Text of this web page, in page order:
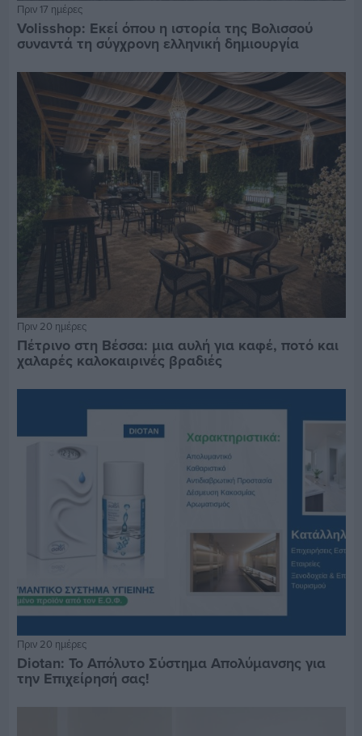
Πριν 17 ημέρες
Volisshop: Εκεί όπου η ιστορία της Βολισσού
συναντά τη σύγχρονη ελληνική δημιουργία
Πριν 20 ημέρες
Πέτρινο στη Βέσσα: μια αυλή για καφέ, ποτό και
χαλαρές καλοκαιρινές βραδιές
Πριν 20 ημέρες
Diotan: Το Απόλυτο Σύστημα Απολύμανσης για
την Επιχείρησή σας!